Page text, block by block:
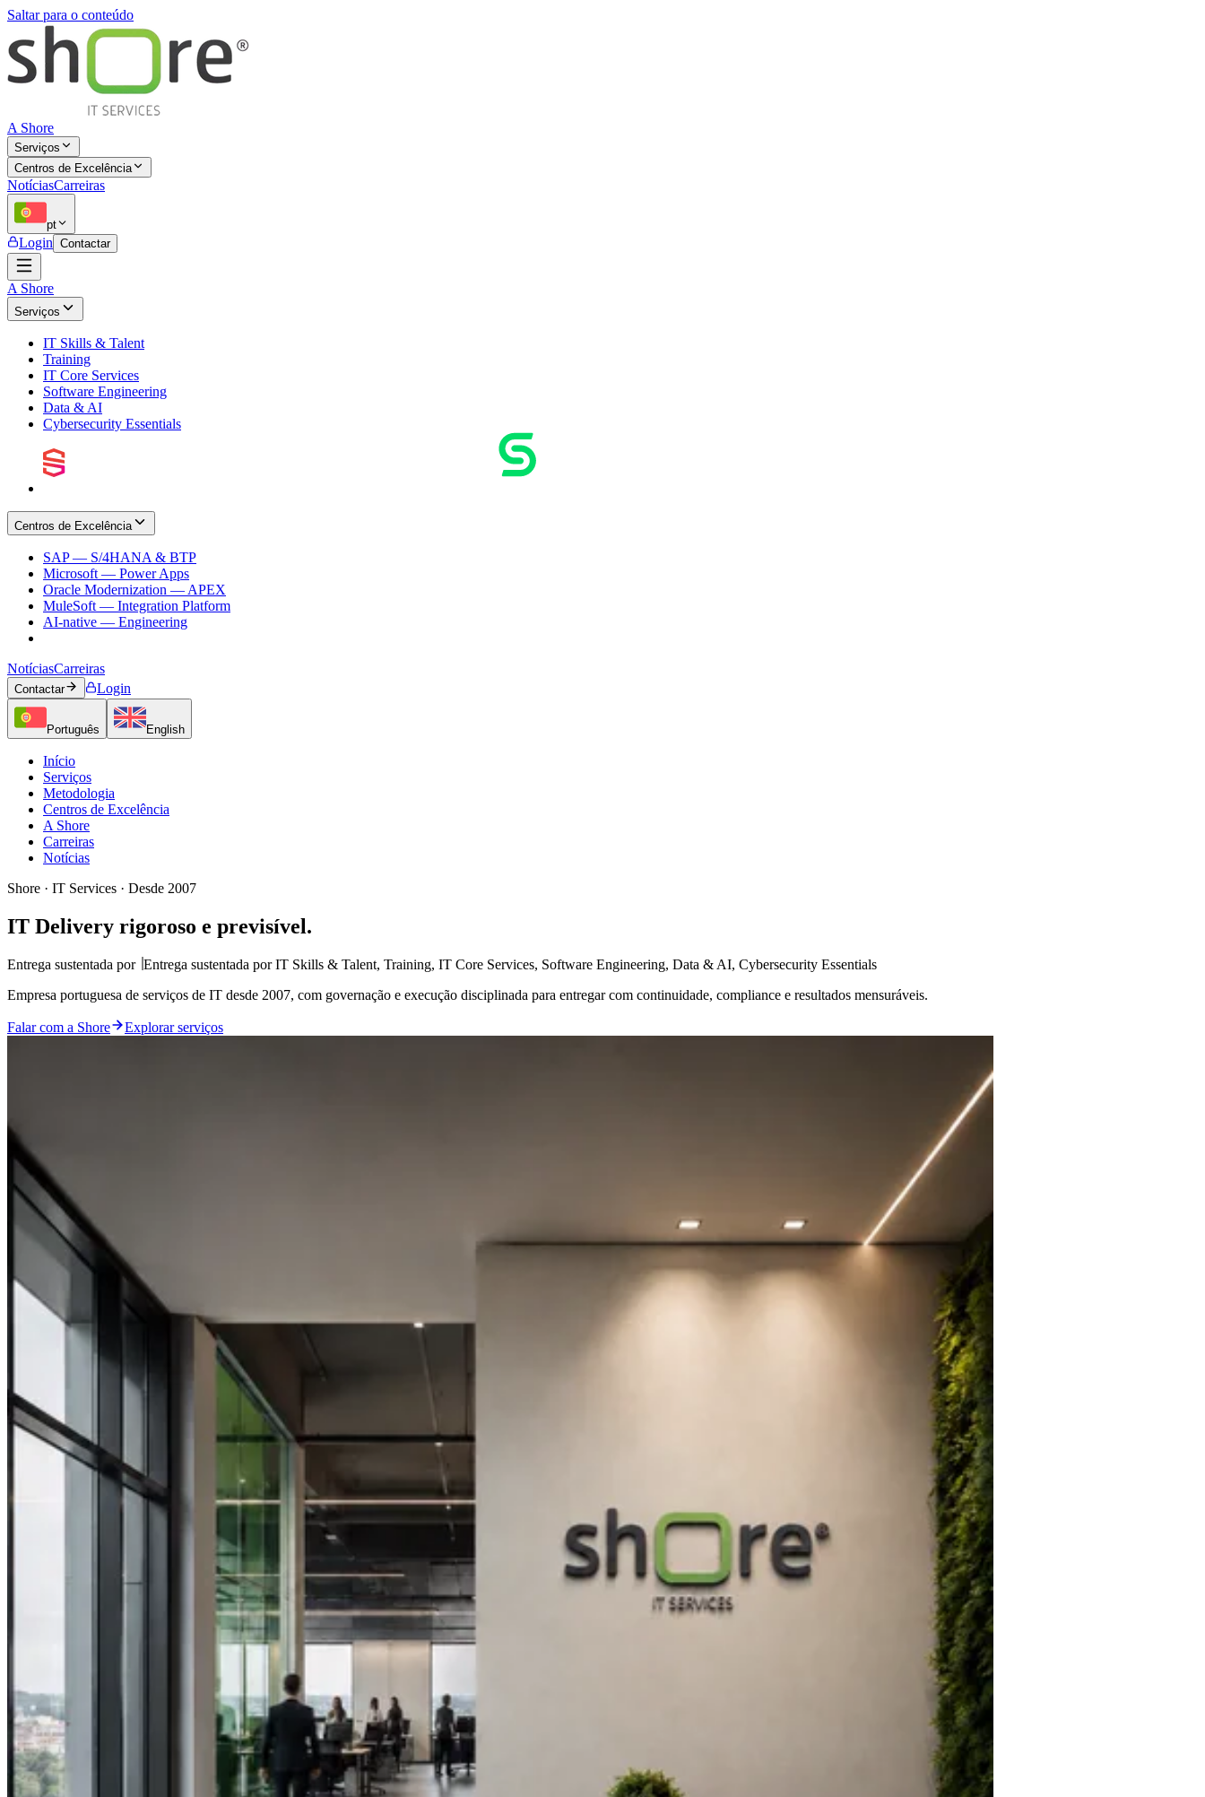
Saltar para o conteúdo
A Shore
Serviços
Centros de Excelência
NotíciasCarreiras
pt
Login Contactar
A Shore
Serviços
IT Skills & Talent
Training
IT Core Services
Software Engineering
Data & AI
Cybersecurity Essentials
Centros de Excelência
SAP — S/4HANA & BTP
Microsoft — Power Apps
Oracle Modernization — APEX
MuleSoft — Integration Platform
AI-native — Engineering
NotíciasCarreiras
Contactar Login
Português English
Início
Serviços
Metodologia
Centros de Excelência
A Shore
Carreiras
Notícias
Shore · IT Services · Desde 2007
IT Delivery rigoroso e previsível.
Entrega sustentada por Entrega sustentada por IT Skills & Talent, Training, IT Core Services, Software Engineering, Data & AI, Cybersecurity Essentials
Empresa portuguesa de serviços de IT desde 2007, com governação e execução disciplinada para entregar com continuidade, compliance e resultados mensuráveis.
Falar com a Shore Explorar serviços